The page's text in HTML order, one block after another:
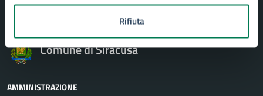
Rifiuta
Comune di Siracusa
AMMINISTRAZIONE